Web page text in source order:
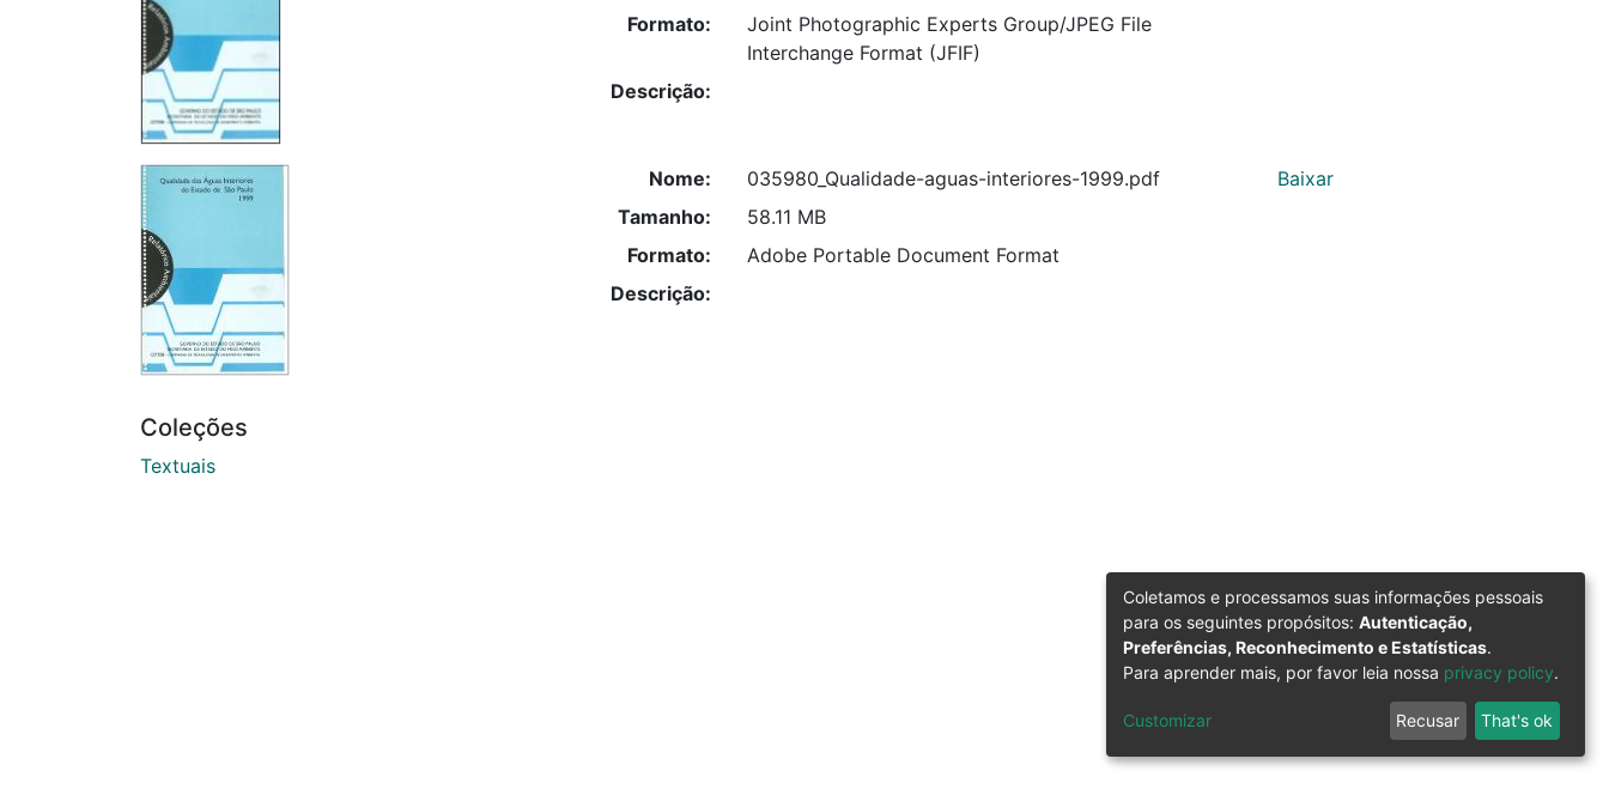
Formato:
Joint Photographic Experts Group/JPEG File
Interchange Format (JFIF)
Descrição:
Nome:
035980_Qualidade-aguas-interiores-1999.pdf
Tamanho:
58.11 MB
Formato:
Adobe Portable Document Format
Descrição:
Baixar
Coleções
Textuais
Coletamos e processamos suas informações pessoais
para os seguintes propósitos: Autenticação,
Preferências, Reconhecimento e Estatísticas.
Para aprender mais, por favor leia nossa privacy policy.
Customizar Recusar That's ok